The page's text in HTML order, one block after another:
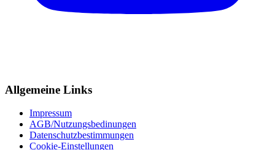
Allgemeine Links
Impressum
AGB/Nutzungsbedinungen
Datenschutzbestimmungen
Cookie-Einstellungen